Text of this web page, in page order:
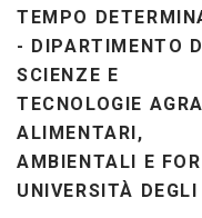
TEMPO
- DIPARTIMENTO
SCIENZE E
TECNOLOGIE
ALIMENTARI,
AMBIENTALI E
UNIVERSITÀ